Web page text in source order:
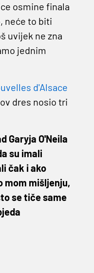
osmine finala
neće to biti
uvijek ne zna
jednim
d'Alsace
dres nosio tri
Garyja O'Neila
su imali
čak i ako
mom mišljenju,
se tiče same